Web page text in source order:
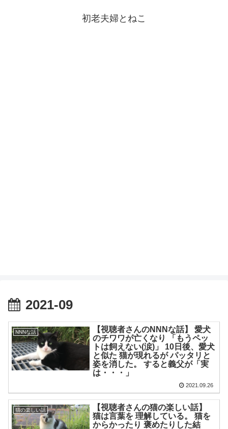
初老夫婦とねこ
2021-09
NNNな話
【視聴者さんのNNNな話】 愛犬
のチワワが亡くなり 「もうペッ
トは飼えない(涙)」 10日後、愛犬
と似た 猫が現れるが パッタリと
姿を消した。 すると義父が「実
は・・・」
2021.09.26
猫の楽しい話
【視聴者さんの猫の楽しい話】
猫は言葉を 理解している。 猫を
からかったり 褒めたりした結